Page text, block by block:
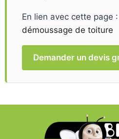
En lien avec cette page :
démoussage de toiture
Demander un devis